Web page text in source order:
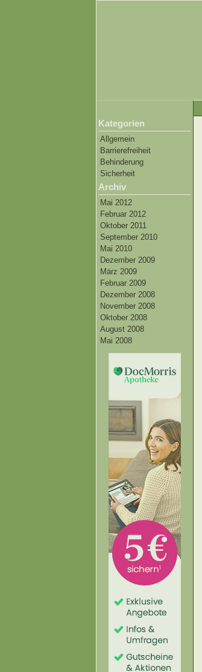
Kategorien
Allgemein
Barrierefreiheit
Behinderung
Sicherheit
Archiv
Mai 2012
Februar 2012
Oktober 2011
September 2010
Mai 2010
Dezember 2009
März 2009
Februar 2009
Dezember 2008
November 2008
Oktober 2008
August 2008
Mai 2008